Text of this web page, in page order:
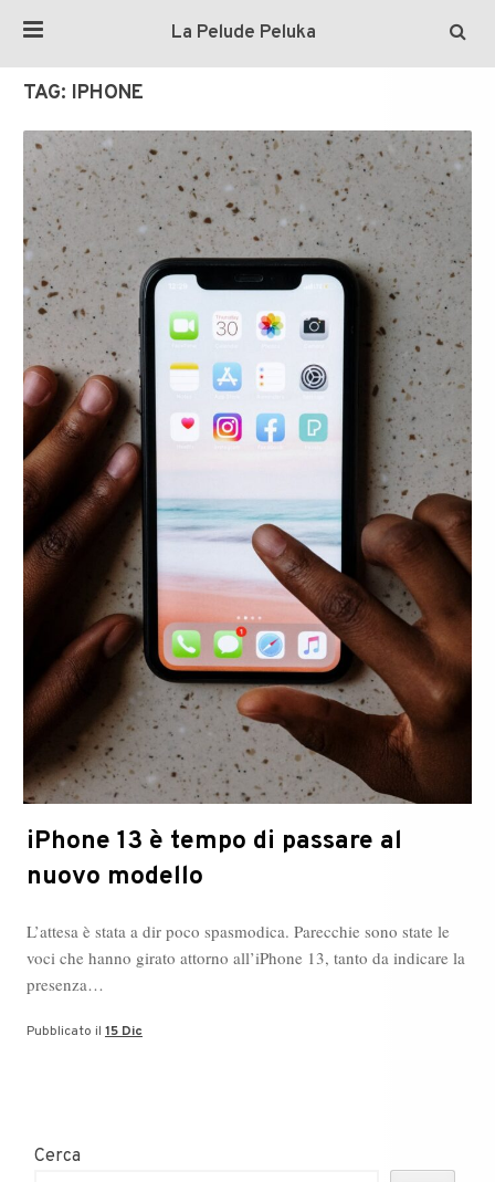
La Pelude Peluka
TAG: IPHONE
iPhone 13 è tempo di passare al
nuovo modello
L’attesa è stata a dir poco spasmodica. Parecchie sono state le
voci che hanno girato attorno all’iPhone 13, tanto da indicare la
presenza…
Pubblicato il 15 Dic
Cerca